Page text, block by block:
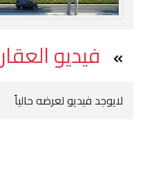
فيديو العقار
لايوجد فيديو لعرضه حالياً